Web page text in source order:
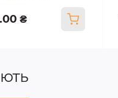
₴